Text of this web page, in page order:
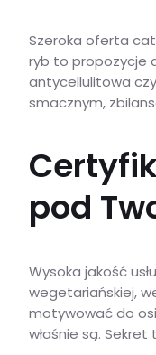
Szeroka oferta
ryb to propozycje
antycellulitowa
smacznym,
pod
Wysoka jakość
wegetariańskiej,
motywować do
właśnie są.